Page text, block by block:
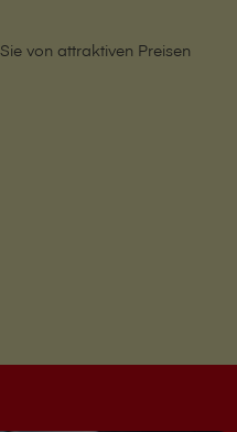
von attraktiven Preisen